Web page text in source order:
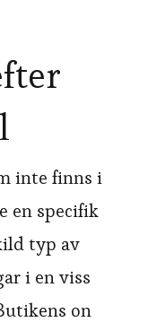
inte finns i
en specifik
typ av
i en viss
on